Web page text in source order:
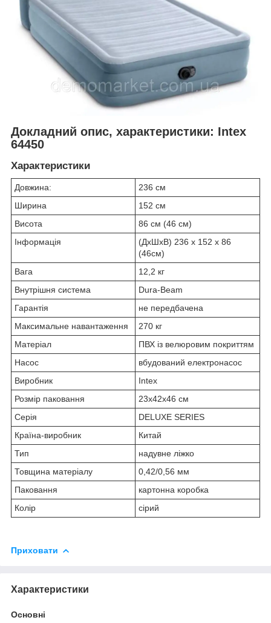
Докладний опис, характеристики: Intex
64450
Характеристики
Довжина:
236 см
Ширина
152 см
Висота
86 см (46 см)
Інформація
(ДxШxВ) 236 x 152 x 86
(46см)
Вага
12,2 кг
Внутрішня система
Dura-Beam
Гарантія
не передбачена
Максимальне навантаження
270 кг
Матеріал
ПВХ із велюровим покриттям
Насос
вбудований електронасос
Виробник
Intex
Розмір паковання
23x42x46 см
Серія
DELUXE SERIES
Країна-виробник
Китай
Тип
надувне ліжко
Товщина матеріалу
0,42/0,56 мм
Паковання
картонна коробка
Колір
сірий
Приховати
Характеристики
Основні